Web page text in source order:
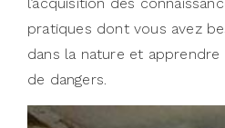
pratiques dont vous avez
dans la nature et
de dangers.